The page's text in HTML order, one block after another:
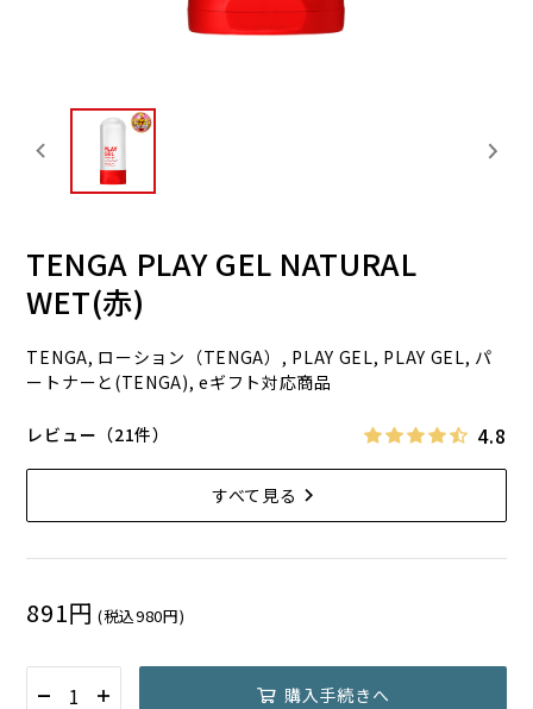
TENGA PLAY GEL NATURAL
WET(赤)
TENGA, ローション（TENGA）, PLAY GEL, PLAY GEL, パ
ートナーと(TENGA), eギフト対応商品
レビュー（21件） 4.8
すべて見る
891円 (税込980円)
購入手続きへ